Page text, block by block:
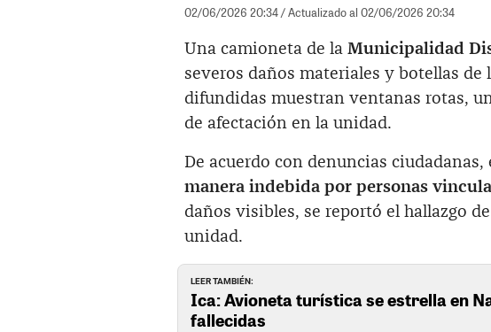
02/06/2026 20:34/ Actualizado al 02/06/2026 20:34
Una camioneta de la Municipalidad
severos daños materiales y botellas
difundidas muestran ventanas rotas,
de afectación en la unidad.
De acuerdo con denuncias ciudadanas,
manera indebida por personas
daños visibles, se reportó el hallazgo
unidad.
LEER TAMBIÉN:
Ica: Avioneta turística se estrella en
fallecidas